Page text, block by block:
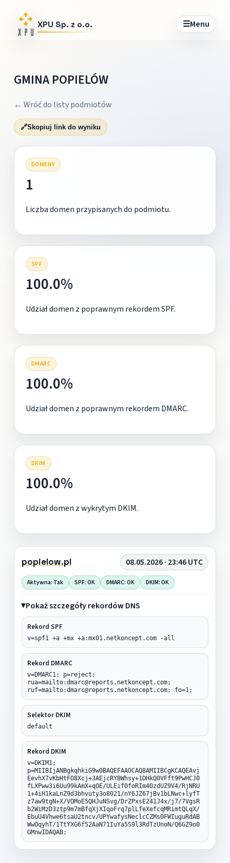
XPU Sp. z o.o. ☰Menu
GMINA POPIELÓW
← Wróć do listy podmiotów
🔗Skopiuj link do wyniku
DOMENY
1
Liczba domen przypisanych do podmiotu.
SPF
100.0%
Udział domen z poprawnym rekordem SPF.
DMARC
100.0%
Udział domen z poprawnym rekordem DMARC.
DKIM
100.0%
Udział domen z wykrytym DKIM.
popielow.pl 08.05.2026 · 23:46 UTC
Aktywna: Tak SPF: OK DMARC: OK DKIM: OK
Pokaż szczegóły rekordów DNS
Rekord SPF
v=spf1 +a +mx +a:mx01.netkoncept.com -all
Rekord DMARC
v=DMARC1; p=reject;
rua=mailto:dmarc@reports.netkoncept.com;
ruf=mailto:dmarc@reports.netkoncept.com; fo=1;
Selektor DKIM
default
Rekord DKIM
v=DKIM1;
p=MIIBIjANBgkqhkiG9w0BAQEFAAOCAQ8AMIIBCgKCAQEAvj
EevhX7vKbHtFO8Xcj+3AEjcRYBWhsy+1DHkQ0VFft9PwHCJ0
fLXPww3i6Uu99kAmX+qOE/ULEif0foRIm40zdUZ9V4/RjNRU
1+4iH1kaLnZ9d3bhvuty3o8021/nY6JZ67jBv1bLNwc+lyfT
z7aw9tgN+X/VOMoE5QHJuNSvg/DrZPxsE241J4x/j7/7VgsR
b2WiMzD3ztp9m7mBfqXjXIqoFrq7plLfeXefcqMRimtQLqX/
EbuU4Vhwe6tsaU2tncv/UPYwafysNeclcCZMs0FWIuguRdAB
WwOqyhT/1TtYXG6f52AaN71IuYa5S9l3RdTzUnoN/Q6GZ9o0
GMnwIDAQAB;